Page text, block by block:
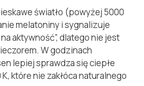
światło (powyżej 5000
melatoniny i sygnalizuje
aktywność”, dlatego nie jest
W godzinach
lepiej sprawdza się ciepłe
które nie zakłóca naturalnego